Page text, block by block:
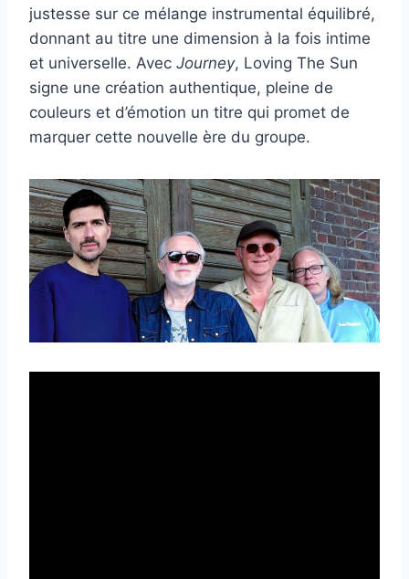
justesse sur ce mélange instrumental équilibré,
donnant au titre une dimension à la fois intime
et universelle. Avec Journey, Loving The Sun
signe une création authentique, pleine de
couleurs et d’émotion un titre qui promet de
marquer cette nouvelle ère du groupe.